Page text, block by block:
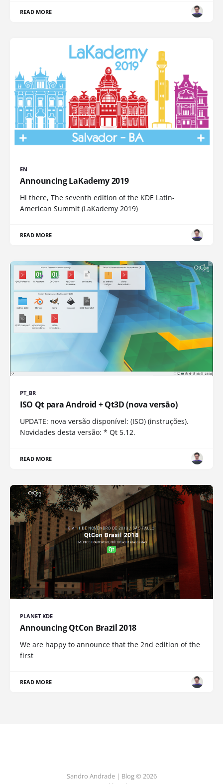
READ MORE
EN
Announcing LaKademy 2019
Hi there, The seventh edition of the KDE Latin-
American Summit (LaKademy 2019)
READ MORE
PT_BR
ISO Qt para Android + Qt3D (nova versão)
UPDATE: nova versão disponível: (ISO) (instruções).
Novidades desta versão: * Qt 5.12.
READ MORE
PLANET KDE
Announcing QtCon Brazil 2018
We are happy to announce that the 2nd edition of the
first
READ MORE
Sandro Andrade | Blog © 2026